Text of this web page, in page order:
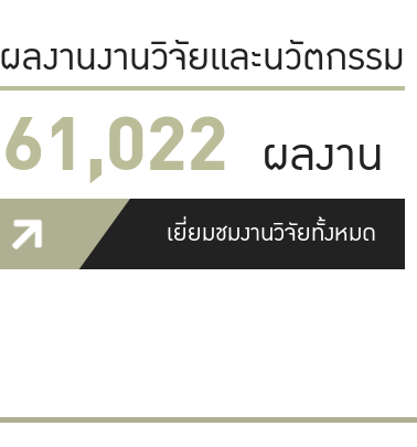
ผลงานงานวิจัยและนวัตกรรม
61,022 ผลงาน
เยี่ยมชมงานวิจัยทั้งหมด